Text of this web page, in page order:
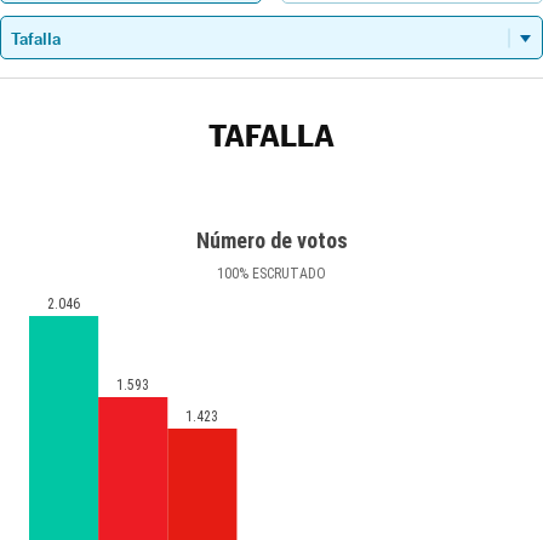
TAFALLA
Número de votos
100% ESCRUTADO
2.046
1.593
1.423